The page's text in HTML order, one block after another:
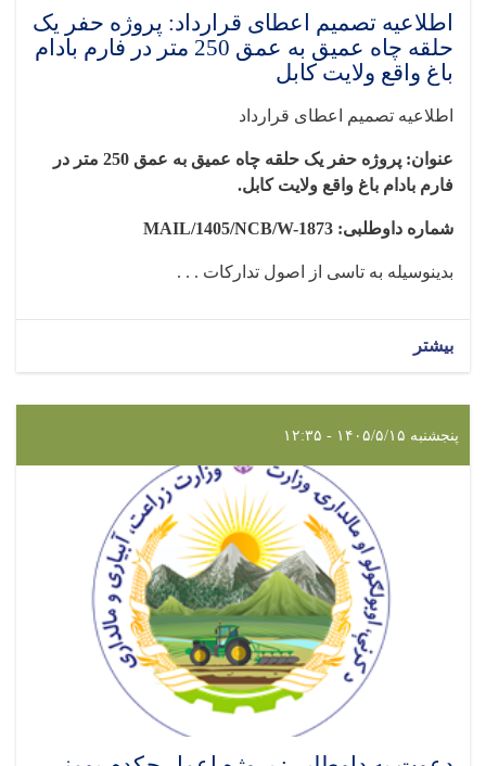
اطلاعیه تصمیم اعطای قرارداد: پروژه حفر یک
حلقه چاه عمیق به عمق 250 متر در فارم بادام
باغ واقع ولایت کابل
اطلاعیه تصمیم اعطای قرارداد
عنوان: پروژه حفر یک حلقه چاه عمیق به عمق 250 متر در
فارم بادام باغ واقع ولایت کابل.
شماره داوطلبی: MAIL/1405/NCB/W-1873
بدینوسیله به تاسی از اصول تدارکات . . .
بیشتر
پنجشنبه ۱۴۰۵/۵/۱۵ - ۱۲:۳۵